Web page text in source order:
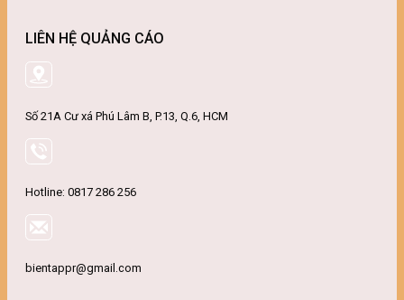
LIÊN HỆ QUẢNG CÁO
Số 21A Cư xá Phú Lâm B, P.13, Q.6, HCM
Hotline: 0817 286 256
bientappr@gmail.com